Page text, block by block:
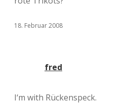
18. Februar 2008
fred
I‘m with Rückenspeck.